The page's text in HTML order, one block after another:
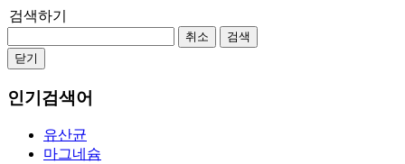
검색하기
취소
검색
닫기
인기검색어
유산균
마그네슘